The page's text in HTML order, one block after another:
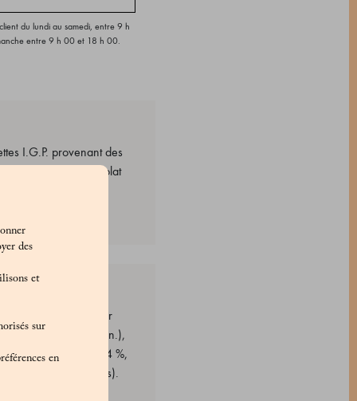
des
et
sur
en
du lundi au samedi, entre 9 h
entre 9 h 00 et 18 h 00.
I.G.P. provenant des
entières au chocolat
: chocolat blanc pur
31,3 % de cacao min.),
grasses, cacao 22/24 %,
(pistaches siciliennes).